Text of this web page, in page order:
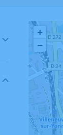
+
−